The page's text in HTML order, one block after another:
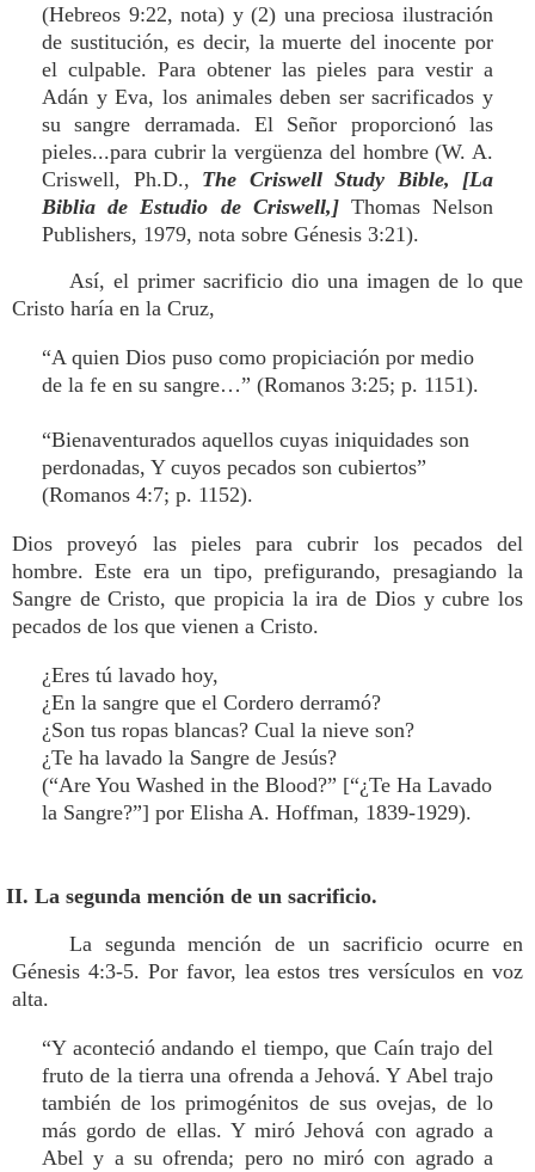
(Hebreos 9:22, nota) y (2) una preciosa ilustración
de sustitución, es decir, la muerte del inocente por
el culpable. Para obtener las pieles para vestir a
Adán y Eva, los animales deben ser sacrificados y
su sangre derramada. El Señor proporcionó las
pieles...para cubrir la vergüenza del hombre (W. A.
Criswell, Ph.D., The Criswell Study Bible,
[La
Biblia de Estudio de Criswell,] Thomas Nelson
Publishers, 1979, nota sobre Génesis 3:21).
Así, el primer sacrificio dio una imagen de lo que
Cristo haría en la Cruz,
“A quien Dios puso como propiciación por medio
de la fe en su sangre…” (Romanos 3:25; p. 1151).
“Bienaventurados aquellos cuyas iniquidades son
perdonadas, Y cuyos pecados son cubiertos”
(Romanos 4:7; p. 1152).
Dios proveyó las pieles para cubrir los pecados del
hombre. Este era un tipo, prefigurando, presagiando la
Sangre de Cristo, que propicia la ira de Dios y cubre los
pecados de los que vienen a Cristo.
¿Eres tú lavado hoy,
¿En la sangre que el Cordero derramó?
¿Son tus ropas blancas? Cual la nieve son?
¿Te ha lavado la Sangre de Jesús?
(“Are You Washed in the Blood?” [“¿Te Ha Lavado
la Sangre?”] por Elisha A. Hoffman, 1839-1929).
II. La segunda mención de un sacrificio.
La segunda mención de un sacrificio ocurre en
Génesis 4:3-5. Por favor, lea estos tres versículos en voz
alta.
“Y aconteció andando el tiempo, que Caín trajo del
fruto de la tierra una ofrenda a Jehová. Y Abel trajo
también de los primogénitos de sus ovejas, de lo
más gordo de ellas. Y miró Jehová con agrado a
Abel y a su ofrenda; pero no miró con agrado a